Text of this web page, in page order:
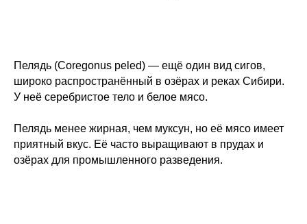
Пелядь (Coregonus peled) — ещё один вид сигов,
широко распространённый в озёрах и реках Сибири.
У неё серебристое тело и белое мясо.
Пелядь менее жирная, чем муксун, но её мясо имеет
приятный вкус. Её часто выращивают в прудах и
озёрах для промышленного разведения.